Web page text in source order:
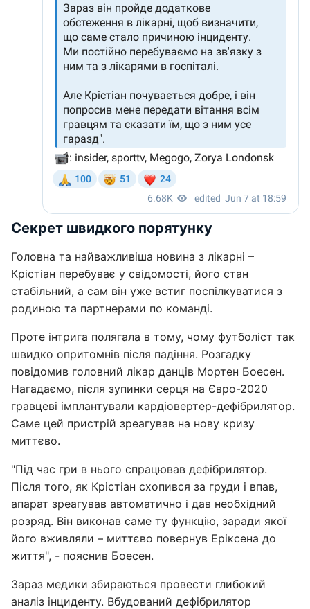
Секрет швидкого порятунку
Головна та найважливіша новина з лікарні –
Крістіан перебуває у свідомості, його стан
стабільний, а сам він уже встиг поспілкуватися з
родиною та партнерами по команді.
Проте інтрига полягала в тому, чому футболіст так
швидко опритомнів після падіння. Розгадку
повідомив головний лікар данців Мортен Боесен.
Нагадаємо, після зупинки серця на Євро-2020
гравцеві імплантували кардіовертер-дефібрилятор.
Саме цей пристрій зреагував на нову кризу
миттєво.
"Під час гри в нього спрацював дефібрилятор.
Після того, як Крістіан схопився за груди і впав,
апарат зреагував автоматично і дав необхідний
розряд. Він виконав саме ту функцію, заради якої
його вживляли – миттєво повернув Еріксена до
життя", - пояснив Боесен.
Зараз медики збираються провести глибокий
аналіз інциденту. Вбудований дефібрилятор